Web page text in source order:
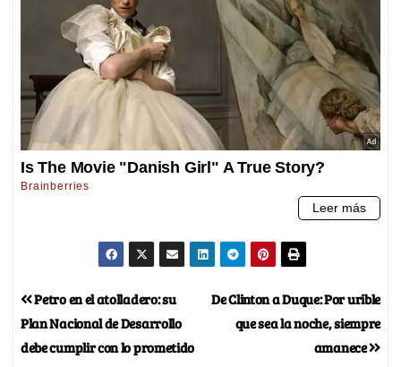
De Clinton a Duque: Por urible
que sea la noche, siempre
amanece
Petro en el atolladero: su
Plan Nacional de Desarrollo
debe cumplir con lo prometido